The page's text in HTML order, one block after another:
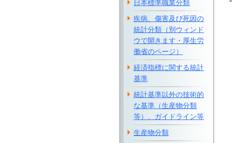
日本標準職業分類
疾病、傷害及び死因の
統計分類（別ウィンド
ウで開きます・厚生労
働省のページ）
経済指標に関する統計
基準
統計基準以外の技術的
な基準（生産物分類
等）、ガイドライン等
生産物分類